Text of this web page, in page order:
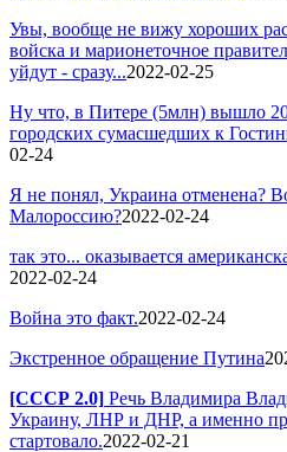
Увы, вообще не вижу хороших
войска и марионеточное
уйдут - сразу...2022-02-25
Ну что, в Питере (5млн) вышло
городских сумасшедших к
02-24
Я не понял, Украина отменена?
Малороссию?2022-02-24
так это... оказывается
2022-02-24
Война это факт.2022-02-24
Экстренное обращение Путина
[СССР 2.0] Речь Владимира
Украину, ЛНР и ДНР, а именно
стартовало.2022-02-21